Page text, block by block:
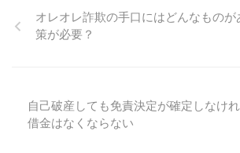
オレオレ詐欺の手口にはどんなものが
策が必要？
自己破産しても免責決定が確定しなけ
借金はなくならない